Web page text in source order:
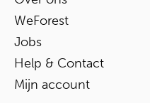
WeForest
Jobs
Help & Contact
Mijn account